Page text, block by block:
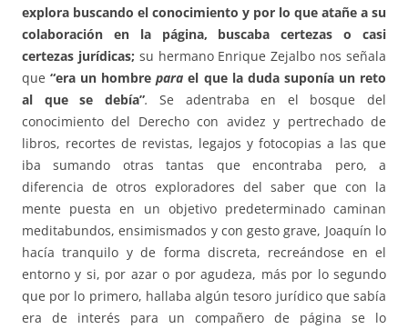
explora buscando el conocimiento y por lo que atañe a su
colaboración en la página, buscaba certezas o casi
certezas jurídicas; su hermano Enrique Zejalbo nos señala
que“era un hombreparael que la duda suponía un reto
al que se debía”. Se adentraba en el bosque del
conocimiento del Derecho con avidez y pertrechado de
libros, recortes de revistas, legajos y fotocopias a las que
iba sumando otras tantas que encontraba pero, a
diferencia de otros exploradores del saber que con la
mente puesta en un objetivo predeterminado caminan
meditabundos, ensimismados y con gesto grave, Joaquín lo
hacía tranquilo y de forma discreta, recreándose en el
entorno y si, por azar o por agudeza, más por lo segundo
que por lo primero, hallaba algún tesoro jurídico que sabía
era de interés para un compañero de página se lo